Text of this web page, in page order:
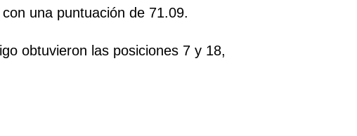
una puntuación de 71.09.
obtuvieron las posiciones 7 y 18,